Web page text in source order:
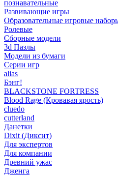
познавательные
Развивающие игры
Образовательные игровые
Ролевые
Сборные модели
3d Пазлы
Модели из бумаги
Серии игр
alias
Бэнг!
BLACKSTONE FORTRESS
Blood Rage (Кровавая ярость)
cluedo
cutterland
Данетки
Dixit (Диксит)
Для экспертов
Для компании
Древний ужас
Дженга